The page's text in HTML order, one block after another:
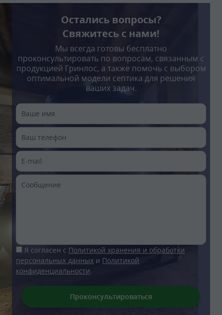
Остались вопросы?
Свяжитесь с нами!
Мы всегда готовы бесплатно
проконсультировать по вопросам, связанным с
продукцией Гринлос, а также помочь с выбором
оптимальной модели септика для решения
ваших задач.
Я согласен с Политикой хранения и обработки
персональных данных и Политикой
конфиденциальности